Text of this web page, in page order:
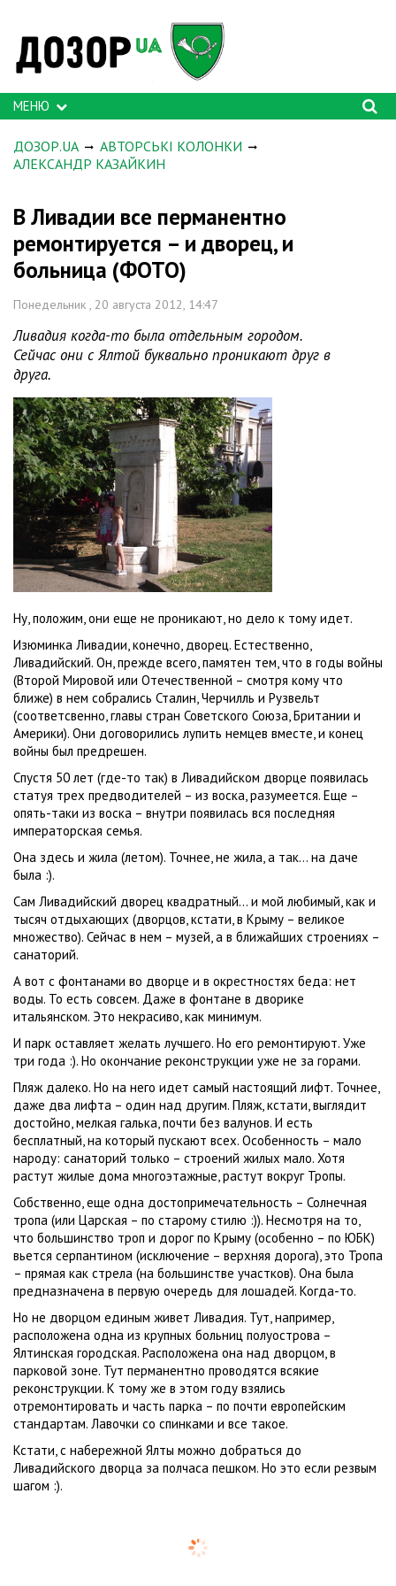
МЕНЮ
ДОЗОР.UA
АВТОРСЬКІ КОЛОНКИ
АЛЕКСАНДР КАЗАЙКИН
В Ливадии все перманентно
ремонтируется – и дворец, и
больница (ФОТО)
Понедельник , 20 августа 2012, 14:47
Ливадия когда-то была отдельным городом.
Сейчас они с Ялтой буквально проникают друг в
друга.
Ну, положим, они еще не проникают, но дело к тому идет.
Изюминка Ливадии, конечно, дворец. Естественно,
Ливадийский. Он, прежде всего, памятен тем, что в годы войны
(Второй Мировой или Отечественной – смотря кому что
ближе) в нем собрались Сталин, Черчилль и Рузвельт
(соответсвенно, главы стран Советского Союза, Британии и
Америки). Они договорились лупить немцев вместе, и конец
войны был предрешен.
Спустя 50 лет (где-то так) в Ливадийском дворце появилась
статуя трех предводителей – из воска, разумеется. Еще –
опять-таки из воска – внутри появилась вся последняя
императорская семья.
Она здесь и жила (летом). Точнее, не жила, а так… на даче
была :).
Сам Ливадийский дворец квадратный… и мой любимый, как и
тысяч отдыхающих (дворцов, кстати, в Крыму – великое
множество). Сейчас в нем – музей, а в ближайших строениях –
санаторий.
А вот с фонтанами во дворце и в окрестностях беда: нет
воды. То есть совсем. Даже в фонтане в дворике
итальянском. Это некрасиво, как минимум.
И парк оставляет желать лучшего. Но его ремонтируют. Уже
три года :). Но окончание реконструкции уже не за горами.
Пляж далеко. Но на него идет самый настоящий лифт. Точнее,
даже два лифта – один над другим. Пляж, кстати, выглядит
достойно, мелкая галька, почти без валунов. И есть
бесплатный, на который пускают всех. Особенность – мало
народу: санаторий только – строений жилых мало. Хотя
растут жилые дома многоэтажные, растут вокруг Тропы.
Собственно, еще одна достопримечательность – Солнечная
тропа (или Царская – по старому стилю :)). Несмотря на то,
что большинство троп и дорог по Крыму (особенно – по ЮБК)
вьется серпантином (исключение – верхняя дорога), это Тропа
– прямая как стрела (на большинстве участков). Она была
предназначена в первую очередь для лошадей. Когда-то.
Но не дворцом единым живет Ливадия. Тут, например,
расположена одна из крупных больниц полуострова –
Ялтинская городская. Расположена она над дворцом, в
парковой зоне. Тут перманентно проводятся всякие
реконструкции. К тому же в этом году взялись
отремонтировать и часть парка – по почти европейским
стандартам. Лавочки со спинками и все такое.
Кстати, с набережной Ялты можно добраться до
Ливадийского дворца за полчаса пешком. Но это если резвым
шагом :).